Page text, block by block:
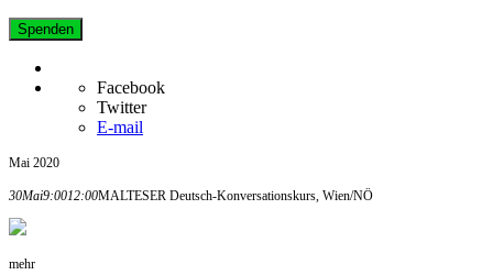
Spenden
Facebook
Twitter
E-mail
Mai 2020
30Mai9:0012:00MALTESER Deutsch-Konversationskurs, Wien/NÖ
mehr